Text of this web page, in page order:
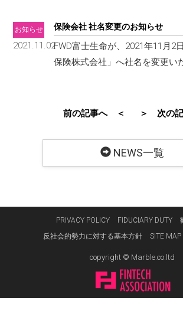
お知らせ
2021.11.02
保険会社 社名変更のお知らせ
FWD富士生命が、2021年11月2
保険株式会社」へ社名を変更い
前の記事へ ＜ ＞ 次の
NEWS一覧
PRIVACY POLICY FIDUCIARY DUTY
反社会的勢力に対する基本方針
SITE MAP
copyright © Marble.co.ltd